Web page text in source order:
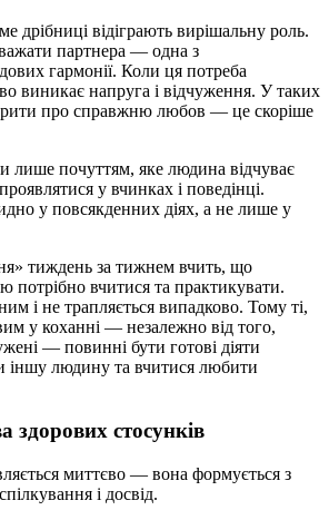
дрібниці відіграють вирішальну роль.
партнера — одна з
гармонії. Коли ця потреба
виникає напруга і відчуження. У таких
про справжню любов — це скоріше
лише почуттям, яке людина відчуває
у вчинках і поведінці.
у повсякденних діях, а не лише у
тиждень за тижнем вчить, що
потрібно вчитися та практикувати.
і не трапляється випадково. Тому ті,
у коханні — незалежно від того,
— повинні бути готові діяти
іншу людину та вчитися любити
стосунків
миттєво — вона формується з
і досвід.